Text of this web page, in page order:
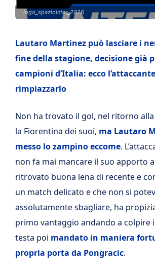
logo_spaziointer_2026
Lautaro Martinez può lasciare i
fine della stagione, decisione già
campioni d’Italia: ecco
rimpiazzarlo
Non ha trovato il gol, nel ritorno
la Fiorentina dei suoi, ma Lautaro
messo lo zampino eccome.
non fa mai mancare il suo apporto
ritrovato buona lena di recente e
un match delicato e che non si
assolutamente sbagliare, ha
primo vantaggio andando a colpire
testa poi mandato in maniera
propria porta da Pongracic.